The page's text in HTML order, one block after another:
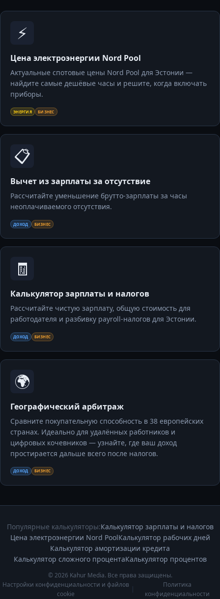
⚡
Цена электроэнергии Nord Pool
Актуальные спотовые цены Nord Pool для Эстонии —
найдите самые дешёвые часы и решите, когда включать
приборы.
ЭНЕРГИЯ БИЗНЕС
📋
Вычет из зарплаты за отсутствие
Рассчитайте уменьшение брутто-зарплаты за часы
неоплачиваемого отсутствия.
ДОХОД БИЗНЕС
🧾
Калькулятор зарплаты и налогов
Рассчитайте чистую зарплату, общую стоимость для
работодателя и разбивку payroll-налогов для Эстонии.
ДОХОД БИЗНЕС
🌍
Географический арбитраж
Сравните покупательную способность в 38 европейских
странах. Идеально для удалённых работников и
цифровых кочевников — узнайте, где ваш доход
простирается дальше всего после налогов.
ДОХОД БИЗНЕС
Популярные калькуляторы:Калькулятор зарплаты и налогов
Цена электроэнергии Nord PoolКалькулятор рабочих дней
Калькулятор амортизации кредита
Калькулятор сложного процентаКалькулятор процентов
© 2026 Kahur Media. Все права защищены.
Настройки конфиденциальности и файлов
cookie
|
Политика
конфиденциальности